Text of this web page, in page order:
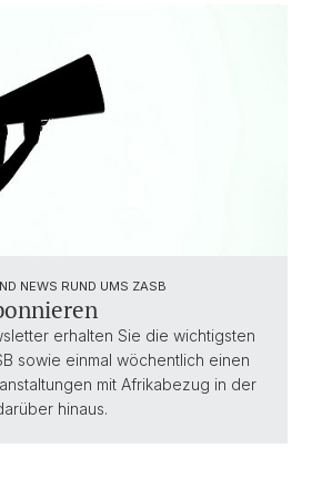
NEWS RUND UMS ZASB
erhalten Sie die wichtigsten
sowie einmal wöchentlich einen
mit Afrikabezug in der
hinaus.